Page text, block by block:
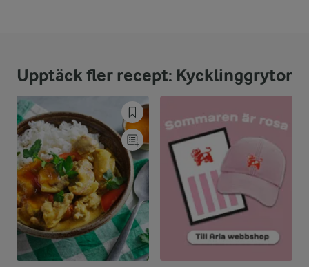
Fett:
37,2 %
26,8 g
Kolhydrater:
37,5 %
58,9 g
Upptäck fler recept: Kycklinggrytor